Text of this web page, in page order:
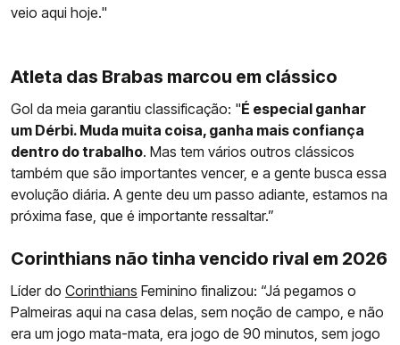
veio aqui hoje."
Atleta das Brabas marcou em clássico
Gol da meia garantiu classificação: "É especial ganhar
um Dérbi. Muda muita coisa, ganha mais confiança
dentro do trabalho. Mas tem vários outros clássicos
também que são importantes vencer, e a gente busca essa
evolução diária. A gente deu um passo adiante, estamos na
próxima fase, que é importante ressaltar.”
Corinthians não tinha vencido rival em 2026
Líder do Corinthians Feminino finalizou: “Já pegamos o
Palmeiras aqui na casa delas, sem noção de campo, e não
era um jogo mata-mata, era jogo de 90 minutos, sem jogo